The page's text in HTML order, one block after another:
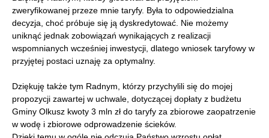
zweryfikowanej przeze mnie taryfy. Była to odpowiedzialna
decyzja, choć próbuje się ją dyskredytować. Nie możemy
uniknąć jednak zobowiązań wynikających z realizacji
wspomnianych wcześniej inwestycji, dlatego wniosek taryfowy w
przyjętej postaci uznaję za optymalny.
Dziękuję także tym Radnym, którzy przychylili się do mojej
propozycji zawartej w uchwale, dotyczącej dopłaty z budżetu
Gminy Olkusz kwoty 3 mln zł do taryfy za zbiorowe zaopatrzenie
w wodę i zbiorowe odprowadzenie ścieków.